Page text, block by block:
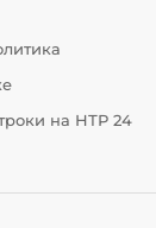
на НТР 24